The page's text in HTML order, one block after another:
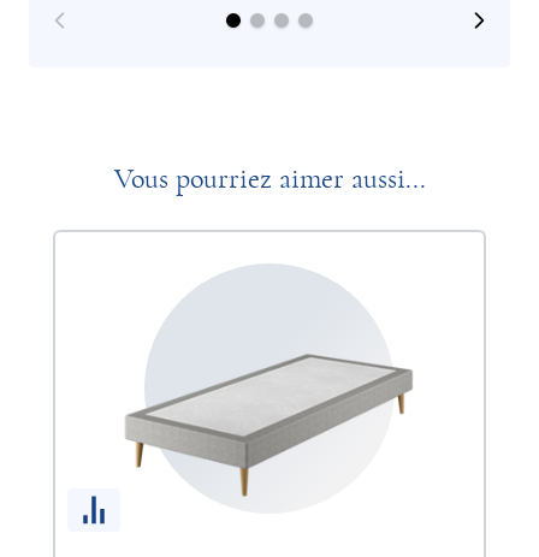
Vous pourriez aimer aussi...